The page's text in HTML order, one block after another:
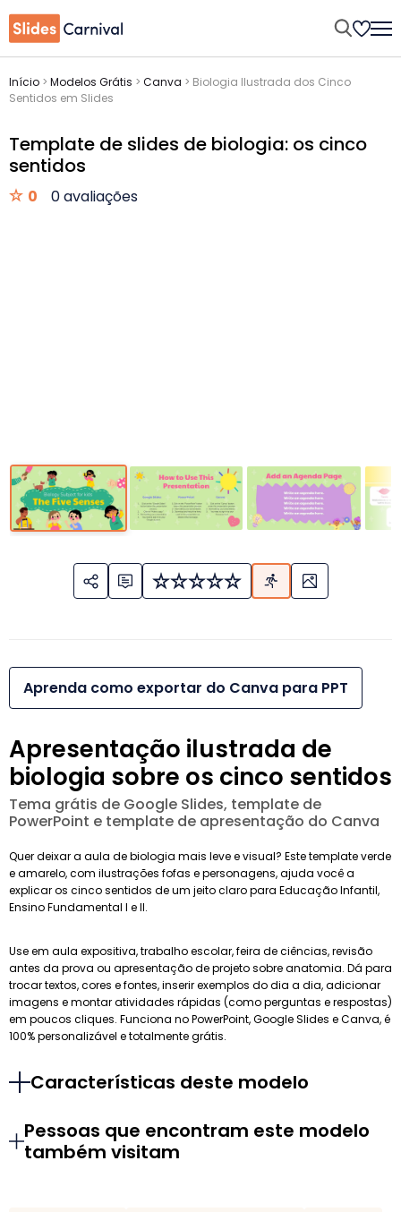
Início > Modelos Grátis > Canva > Biologia Ilustrada dos Cinco
Sentidos em Slides
Template de slides de biologia: os cinco
sentidos
0 0 avaliações
Aprenda como exportar do Canva para PPT
Apresentação ilustrada de
biologia sobre os cinco sentidos
Tema grátis de Google Slides, template de
PowerPoint e template de apresentação do Canva
Quer deixar a aula de biologia mais leve e visual? Este template verde
e amarelo, com ilustrações fofas e personagens, ajuda você a
explicar os cinco sentidos de um jeito claro para Educação Infantil,
Ensino Fundamental I e II.
Use em aula expositiva, trabalho escolar, feira de ciências, revisão
antes da prova ou apresentação de projeto sobre anatomia. Dá para
trocar textos, cores e fontes, inserir exemplos do dia a dia, adicionar
imagens e montar atividades rápidas (como perguntas e respostas)
em poucos cliques. Funciona no PowerPoint, Google Slides e Canva, é
100% personalizável e totalmente grátis.
Características deste modelo
Pessoas que encontram este modelo
também visitam